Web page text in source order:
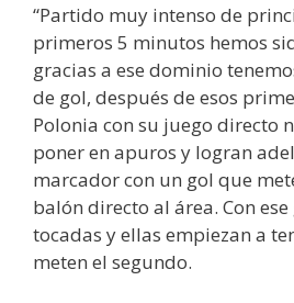
“Partido muy intenso de
primeros 5 minutos hemos
gracias a ese dominio
de gol, después de esos
Polonia con su juego directo
poner en apuros y logran
marcador con un gol que
balón directo al área. Con
tocadas y ellas empiezan a
meten el segundo.